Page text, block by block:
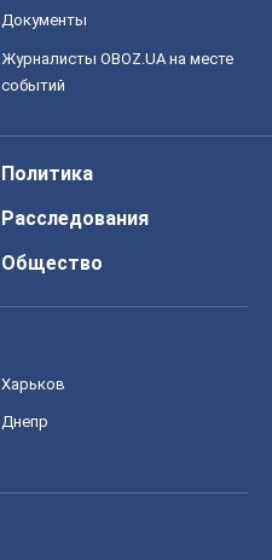
Документы
Журналисты OBOZ.UA на месте
событий
Политика
Расследования
Общество
Харьков
Днепр